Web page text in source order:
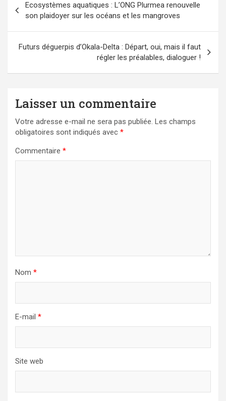
de
l’article
Ecosystèmes aquatiques : L’ONG Plurmea renouvelle
son plaidoyer sur les océans et les mangroves
Futurs déguerpis d’Okala-Delta : Départ, oui, mais il faut
régler les préalables, dialoguer !
Laisser un commentaire
Votre adresse e-mail ne sera pas publiée. Les champs
obligatoires sont indiqués avec *
Commentaire *
Nom *
E-mail *
Site web